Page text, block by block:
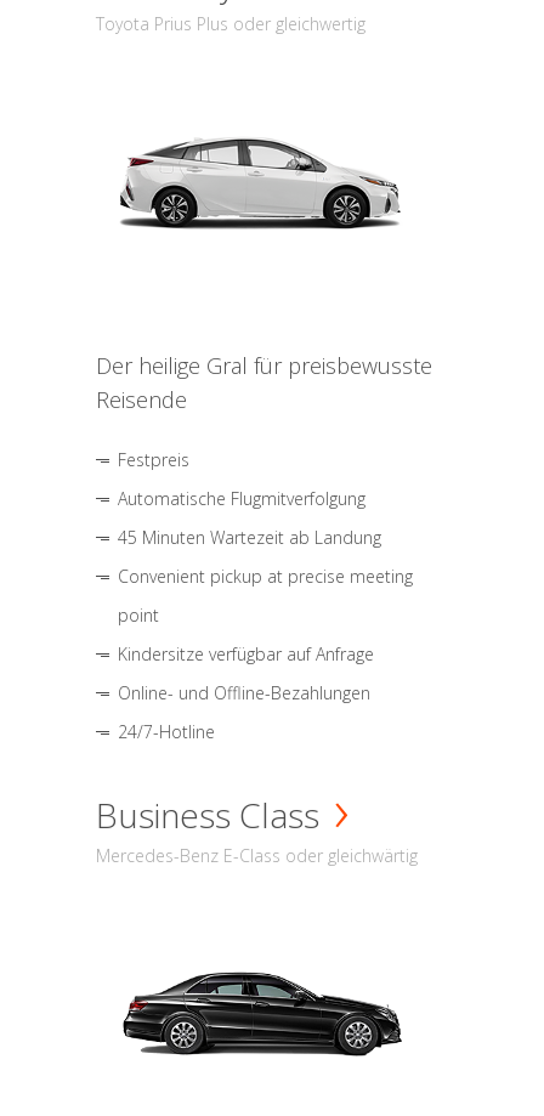
Toyota Prius Plus oder gleichwertig
Der heilige Gral für preisbewusste
Reisende
Festpreis
Automatische Flugmitverfolgung
45 Minuten Wartezeit ab Landung
Convenient pickup at precise meeting
point
Kindersitze verfügbar auf Anfrage
Online- und Offline-Bezahlungen
24/7-Hotline
Business Class
Mercedes-Benz E-Class oder gleichwärtig